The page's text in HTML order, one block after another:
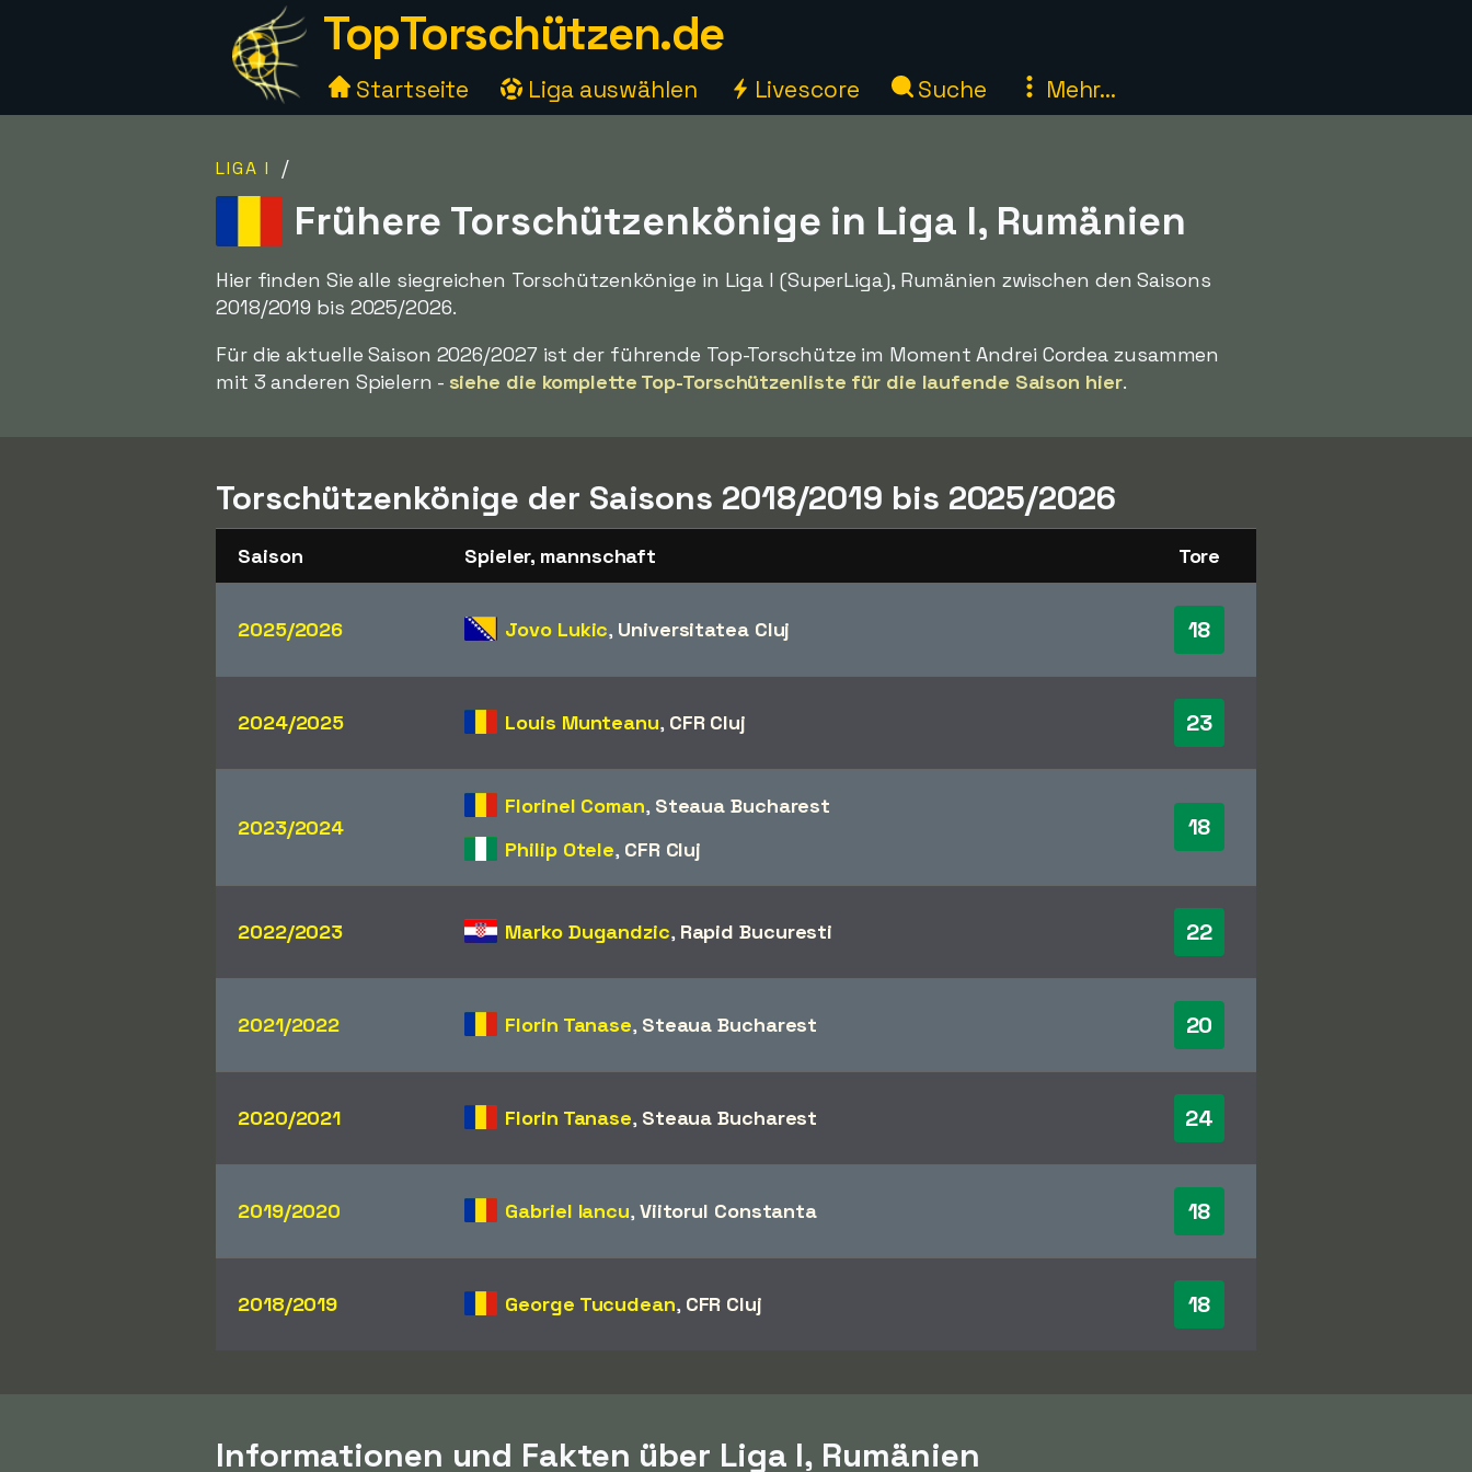
TopTorschützen.de
Startseite Liga auswählen Livescore Suche Mehr...
LIGA I /
Frühere Torschützenkönige in Liga I, Rumänien
Hier finden Sie alle siegreichen Torschützenkönige in Liga I (SuperLiga), Rumänien zwischen den Saisons
2018/2019 bis 2025/2026.
Für die aktuelle Saison 2026/2027 ist der führende Top-Torschütze im Moment Andrei Cordea zusammen
mit 3 anderen Spielern - siehe die komplette Top-Torschützenliste für die laufende Saison hier.
Torschützenkönige der Saisons 2018/2019 bis 2025/2026
Saison Spieler, mannschaft Tore
2025/2026 Jovo Lukic, Universitatea Cluj 18
2024/2025 Louis Munteanu, CFR Cluj 23
2023/2024
Florinel Coman, Steaua Bucharest
Philip Otele, CFR Cluj
18
2022/2023 Marko Dugandzic, Rapid Bucuresti 22
2021/2022 Florin Tanase, Steaua Bucharest 20
2020/2021 Florin Tanase, Steaua Bucharest 24
2019/2020 Gabriel Iancu, Viitorul Constanta 18
2018/2019 George Tucudean, CFR Cluj 18
Informationen und Fakten über Liga I, Rumänien